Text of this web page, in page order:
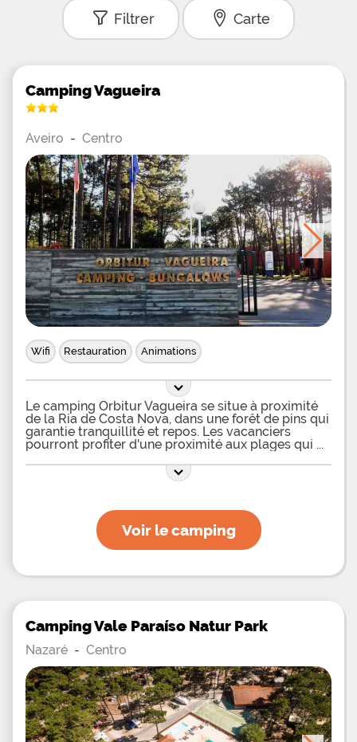
Filtrer Carte
Camping Vagueira
Aveiro - Centro
Wifi Restauration Animations
Le camping Orbitur Vagueira se situe à proximité
de la Ria de Costa Nova, dans une forêt de pins qui
garantie tranquillité et repos. Les vacanciers
pourront profiter d'une proximité aux plages qui
Voir le camping
Camping Vale Paraíso Natur Park
Nazaré - Centro